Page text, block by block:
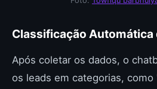
Classificação Automática
Após coletar os dados, o
os leads em categorias,